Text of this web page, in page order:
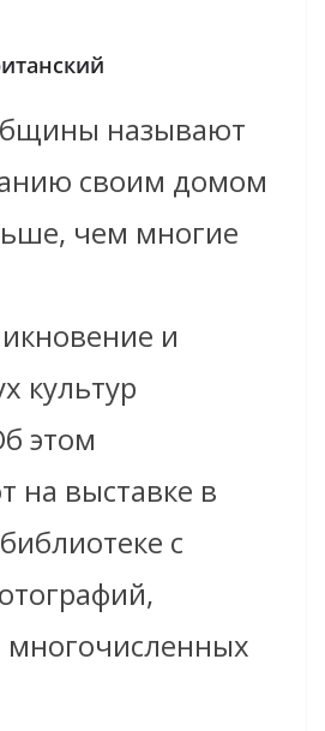
называют
своим домом
чем многие
и
культур
этом
на выставке в
с
многочисленных